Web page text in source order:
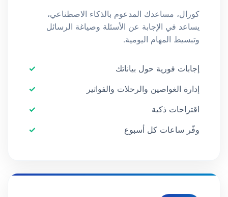
كورال، مساعدك المدعوم بالذكاء الاصطناعي،
يساعد في الإجابة عن الأسئلة وصياغة الرسائل
وتبسيط المهام اليومية.
إجابات فورية حول بياناتك
إدارة الغواصين والرحلات والفواتير
اقتراحات ذكية
وفّر ساعات كل أسبوع